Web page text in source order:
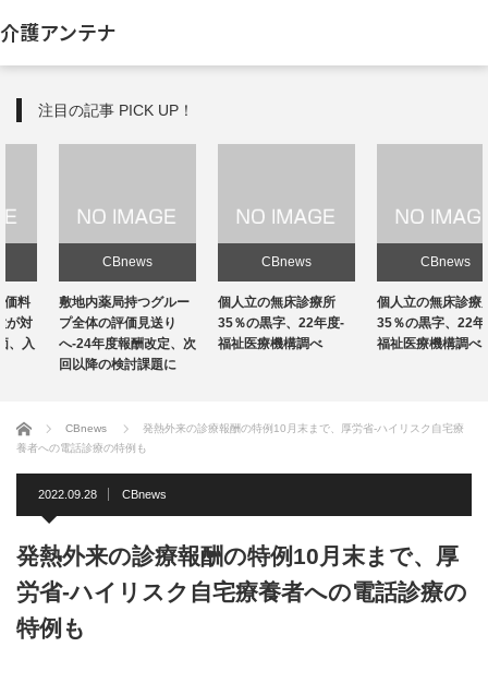
介護アンテナ
注目の記事 PICK UP！
CBnews
敷地内薬局持つグルー
プ全体の評価見送り
へ-24年度報酬改定、次
回以降の検討課題に
CBnews
個人立の無床診療所
35％の黒字、22年度-
福祉医療機構調べ
CBnews
個人立の無床診療所
35％の黒字、22年度-
福祉医療機構調べ
ホーム CBnews
発熱外来の診療報酬の特例10月末まで、厚労省-ハイリスク自宅療
養者への電話診療の特例も
2022.09.28 CBnews
発熱外来の診療報酬の特例10月末まで、厚
労省-ハイリスク自宅療養者への電話診療の
特例も